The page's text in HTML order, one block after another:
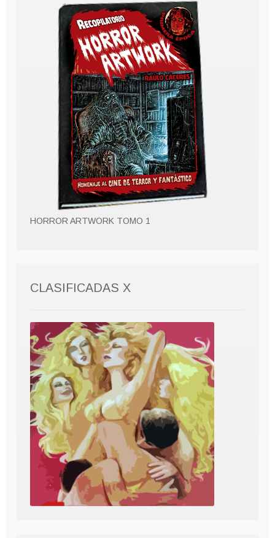
HORROR ARTWORK TOMO 1
CLASIFICADAS X